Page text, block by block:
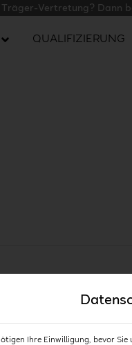
Vertretung? Dann
QUALIFIZIERUNG
Ihre Einwilligung, bevor Sie